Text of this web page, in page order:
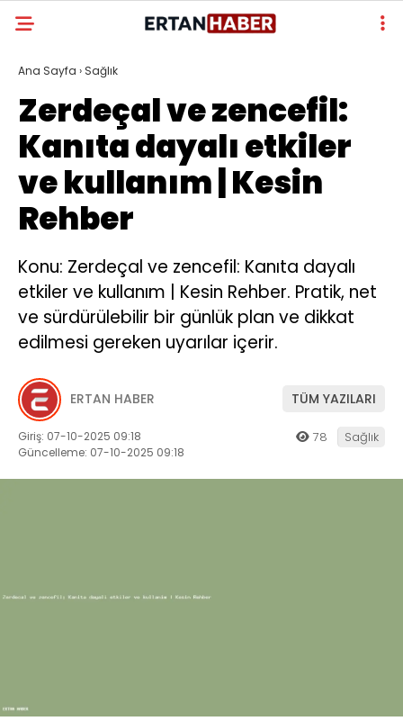
Ana Sayfa › Sağlık
Zerdeçal ve zencefil:
Kanıta dayalı etkiler
ve kullanım | Kesin
Rehber
Konu: Zerdeçal ve zencefil: Kanıta dayalı
etkiler ve kullanım | Kesin Rehber. Pratik, net
ve sürdürülebilir bir günlük plan ve dikkat
edilmesi gereken uyarılar içerir.
ERTAN HABER TÜM YAZILARI
Giriş: 07-10-2025 09:18
Güncelleme: 07-10-2025 09:18
78 Sağlık